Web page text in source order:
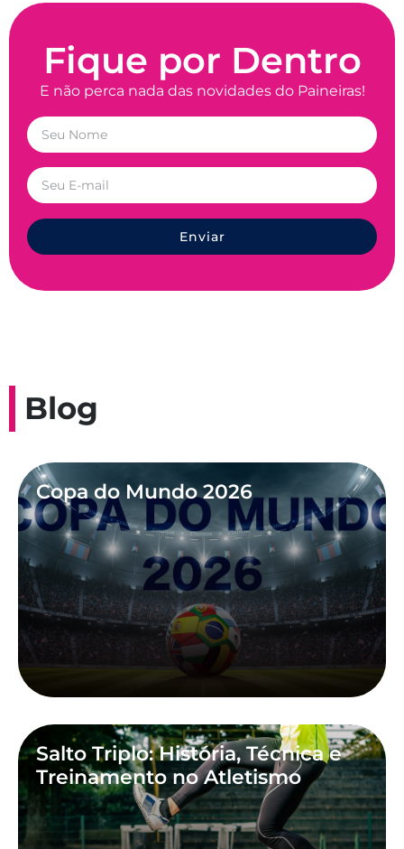
Fique por Dentro
E não perca nada das novidades do Paineiras!
Enviar
Blog
Copa do Mundo 2026
Salto Triplo: História, Técnica e
Treinamento no Atletismo